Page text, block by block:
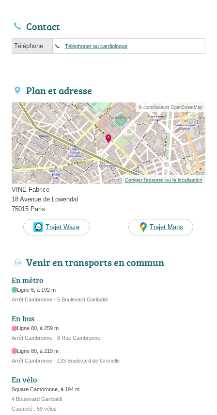
Contact
Téléphone Téléphoner au cardiologue
Plan et adresse
© contributeurs OpenStreetMap
Corriger l’adresse ou la localisation
VINE Fabrice
18 Avenue de Lowendal
75015 Paris
Trajet Waze Trajet Maps
Venir en transports en commun
En métro
Ligne 6, à 192 m
Arrêt Cambronne - 5 Boulevard Garibaldi
En bus
Ligne 80, à 259 m
Arrêt Cambronne - 8 Rue Cambronne
Ligne 80, à 219 m
Arrêt Cambronne - 133 Boulevard de Grenelle
En vélo
Square Cambronne, à 194 m
4 Boulevard Garibaldi
Capacité : 59 vélos